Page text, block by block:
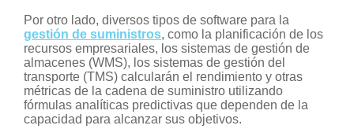
Por otro lado, diversos tipos de software para la
gestión de suministros, como la planificación de los
recursos empresariales, los sistemas de gestión de
almacenes (WMS), los sistemas de gestión del
transporte (TMS) calcularán el rendimiento y otras
métricas de la cadena de suministro utilizando
fórmulas analíticas predictivas que dependen de la
capacidad para alcanzar sus objetivos.